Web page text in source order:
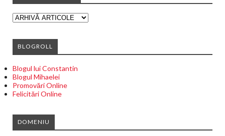
BLOGROLL
Blogul lui Constantin
Blogul Mihaelei
Promovări Online
Felicitări Online
DOMENIU